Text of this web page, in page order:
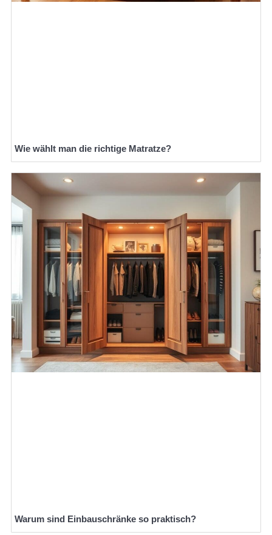
Wie wählt man die richtige Matratze?
Warum sind Einbauschränke so praktisch?